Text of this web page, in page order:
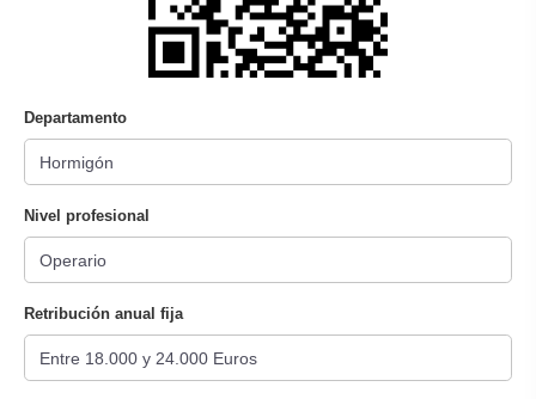
Departamento
Nivel profesional
Retribución anual fija